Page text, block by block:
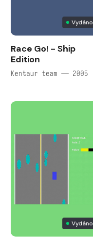
Vydáno
Race Go! - Ship
Edition
Kentaur team — 2005
Vydáno